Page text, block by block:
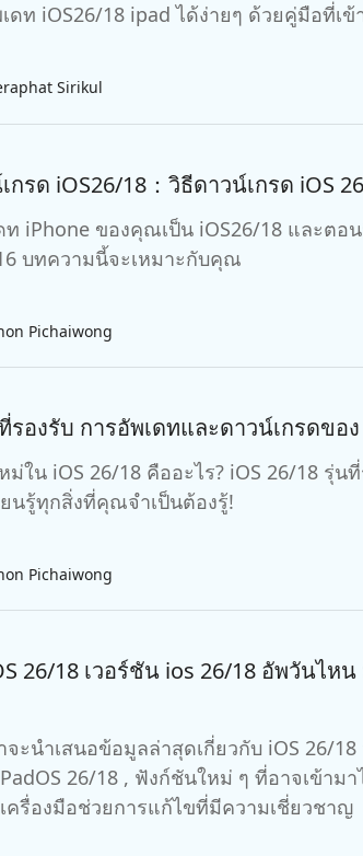
ท iOS26/18 ipad ได้ง่ายๆ ด้วยคู่มือที่เข้
Sirikul
กรด iOS26/18：วิธีดาวน์เกรด iOS
iPhone ของคุณเป็น iOS26/18 และตอ
17/16 บทความนี้จะเหมาะกับคุณ
Pichaiwong
รองรับ การอัพเดทและดาวน์เกรดของ
ม่ใน iOS 26/18 คืออะไร? iOS 26/18 รุ่
นรู้ทุกสิ่งที่คุณจำเป็นต้องรู้!
Pichaiwong
26/18 เวอร์ชัน ios 26/18 อัพวันไ
ดเกี่ยวกับ iOS 26/18 วันเปิดตัว, ios 26/18 อัพวันไหน？ รุ่นอุปกรณ์ที่รองรับ
ครื่องมือช่วยการแก้ไขที่มีความเชี่ยวชาญ